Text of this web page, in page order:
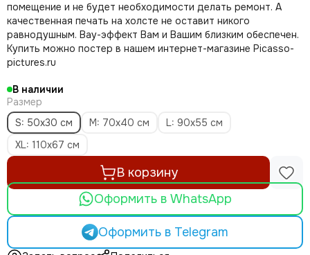
помещение и не будет необходимости делать ремонт. А
качественная печать на холсте не оставит никого
равнодушным. Вау-эффект Вам и Вашим близким обеспечен.
Купить можно постер в нашем интернет-магазине Picasso-
pictures.ru
В наличии
Размер
S: 50х30 см
M: 70х40 см
L: 90х55 см
XL: 110х67 см
В корзину
Оформить в WhatsApp
Оформить в Telegram